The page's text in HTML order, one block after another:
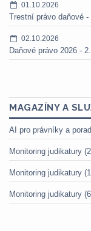
01.10.2026
Trestní právo daňové -
02.10.2026
Daňové právo 2026 -
MAGAZÍNY A
AI pro právníky a
Monitoring judikatury
Monitoring judikatury
Monitoring judikatury